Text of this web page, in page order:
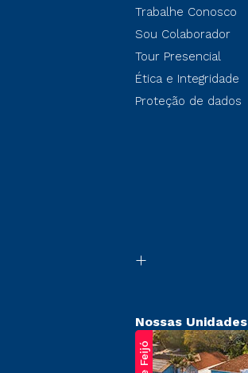
Trabalhe Conosco
Sou Colaborador
Tour Presencial
Ética e Integridade
Proteção de dados
Nossas Unidades